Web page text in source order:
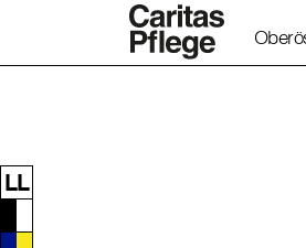
Zum Inhalt dieser Seite
Zur Navigation
Zum Footer dieser Seite
LL